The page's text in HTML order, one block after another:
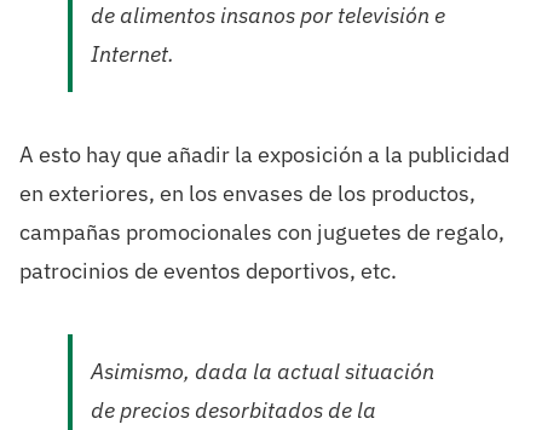
de alimentos insanos por televisión e
Internet.
A esto hay que añadir la exposición a la publicidad
en exteriores, en los envases de los productos,
campañas promocionales con juguetes de regalo,
patrocinios de eventos deportivos, etc.
Asimismo, dada la actual situación
de precios desorbitados de la